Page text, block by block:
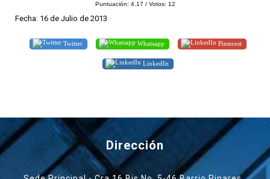
Puntuación: 4.17 / Votos: 12
Fecha: 16 de Julio de 2013
Twitter Whatsapp Pinterest
LinkedIn
Dirección